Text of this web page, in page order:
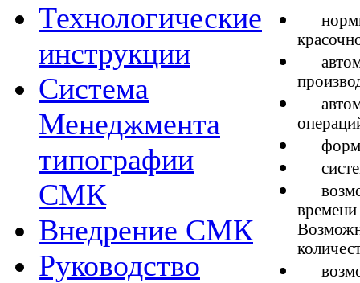
Технологические
инструкции
Система
Менеджмента
типографии
СМК
Внедрение СМК
Руководство